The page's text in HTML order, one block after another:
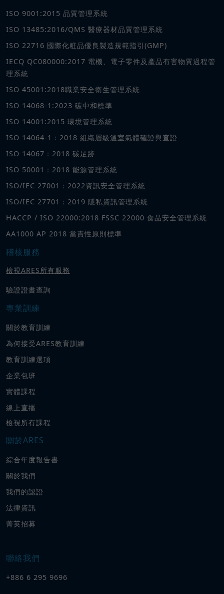
ISO 9001:2015 品質管理系統
ISO 13485:2016/QMS 醫療器材品質管理系統
ISO 22716 國際化粧品優良製造規範指引(GMP)
IECQ QC080000:2017 電機、電子零件及產品有害物質過程管
理系統
ISO 45001:2018職業安全衛生管理系統
ISO 14068-1:2023 碳中和標準
ISO 14001:2015 環境管理系統
ISO 14064-1：2018 組織層級溫室氣體確證與查證
ISO 14067：2018 碳足跡
ISO 50001：2018 能源管理系統
ISO/IEC 27001：2022資訊安全管理系統
ISO/IEC 27701：2019 隱私資訊管理系統
HACCP / ISO 22000:2018 FSSC 22000 食品安全管理系統
AA1000 AP 2018 當責性原則標準
稽核服務
檢視ARES所有服務
驗證證書查詢
專業訓練
關於教育訓練
為何接受ARES教育訓練
教育訓練選項
企業包班
實體課程
線上直播
檢視所有課程
關於ARES
綜合年度報告書
關於我們
我們的認證
法律資訊
菁英招募
聯絡我們
+886 6 295 9696